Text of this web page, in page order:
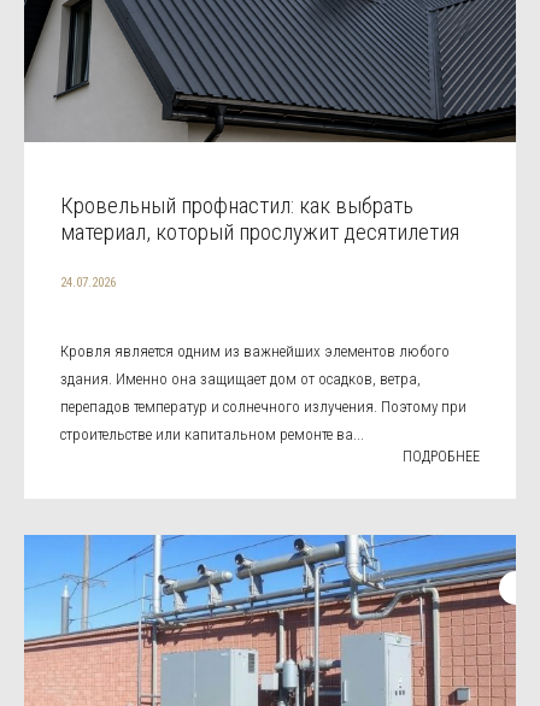
Кровельный профнастил: как выбрать
материал, который прослужит десятилетия
24.07.2026
Кровля является одним из важнейших элементов любого
здания. Именно она защищает дом от осадков, ветра,
перепадов температур и солнечного излучения. Поэтому при
строительстве или капитальном ремонте ва...
ПОДРОБНЕЕ